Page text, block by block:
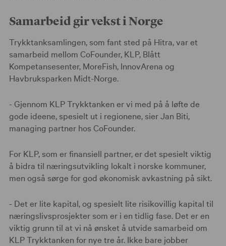
Samarbeid gir vekst i Norge
Trykktanksamlingen, som fant sted på Hitra, var et
samarbeid mellom CoFounder, KLP, Blått
Kompetansesenter, MoreFish, InnovArena og
Havbruksparken Midt-Norge.
- Gjennom KLP Trykktanken er vi med på å løfte de
gode ideene, spesielt ut i regionene, sier Jan Biti,
managing partner hos CoFounder.
For KLP, som er finansiell partner, er det spesielt viktig
å bidra til næringsutvikling lokalt i norske kommuner,
men også sørge for god økonomisk avkastning på sikt.
- Det er lite kapital, og spesielt lite risikovillig kapital til
næringslivsprosjekter som er i en tidlig fase. Det er en
viktig grunn til at vi nå ønsket å utvide samarbeid om
KLP Trykktanken for nye tre år. Ikke bare jobber